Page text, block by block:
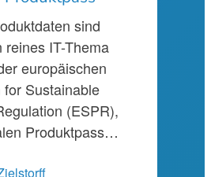
sind
reines IT-Thema
europäischen
for Sustainable
(ESPR),
Produktpass…